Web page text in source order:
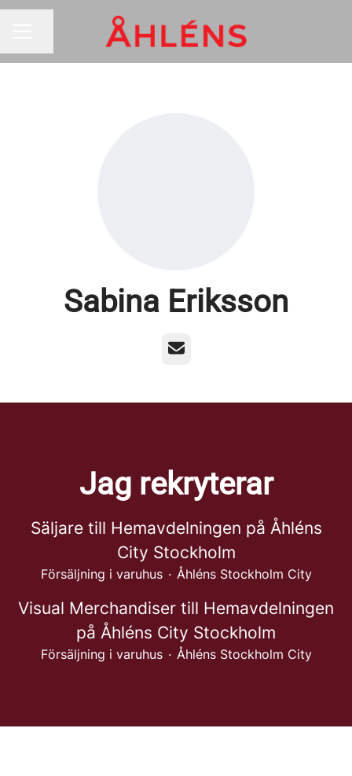
Sabina Eriksson
E-post
Jag rekryterar
Säljare till Hemavdelningen på Åhléns
City Stockholm
Försäljning i varuhus · Åhléns Stockholm City
Visual Merchandiser till Hemavdelningen
på Åhléns City Stockholm
Försäljning i varuhus · Åhléns Stockholm City